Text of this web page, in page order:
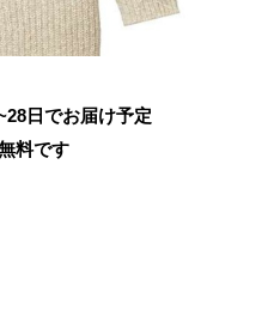
日でお届け予定
料です